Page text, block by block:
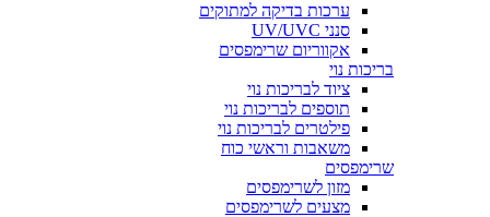
ערכות בדיקה למתוקים
סנני UV/UVC
אקווריום שרימפסים
בריכות נוי
ציוד לבריכות נוי
תוספים לבריכות נוי
פילטרים לבריכות נוי
משאבות וראשי כוח
שרימפסים
מזון לשרימפסים
מצעים לשרימפסים